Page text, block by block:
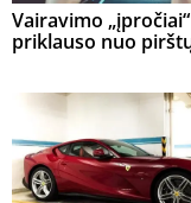
Vairavimo „įpročiai“
priklauso nuo